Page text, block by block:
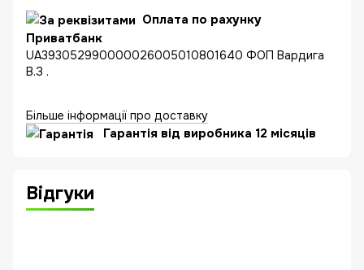
Оплата по рахунку
Приватбанк
UA393052990000026005010801640 ФОП Вардига
В.З .
Більше інформації про доставку
Гарантія від виробника 12 місяців
Відгуки